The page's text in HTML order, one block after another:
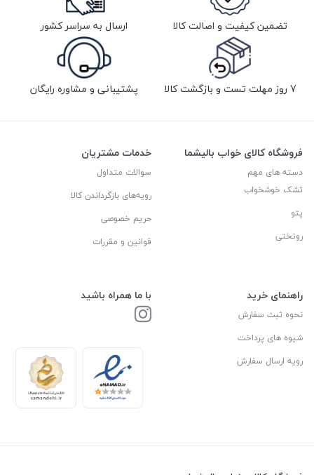
تضمین کیفیت و اصالت کالا ارسال به سراسر کشور
7 روز مهلت تست و بازگشت کالا پشتیبانی و مشاوره رایگان
فروشگاه کالای خواب بالیشما
دسته های مهم
تشک خوشخواب
پتو
روتختی
خدمات مشتریان
سوالات متداول
رویه‌های بازگرداندن کالا
حریم خصوصی
قوانین و مقررات
راهنمای خرید
نحوه ثبت سفارش
شیوه های پرداخت
رویه ارسال سفارش
با ما همراه باشید